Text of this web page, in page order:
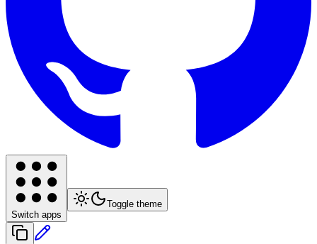
Switch apps
Toggle theme